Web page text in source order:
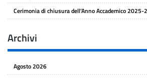
Cerimonia di chiusura dell’Anno Accademico 2025-
Archivi
Agosto 2026